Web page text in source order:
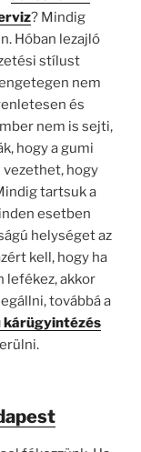
? Mindig
Hóban lezajló
stílust
nem
és
nem is sejti,
hogy a gumi
vezethet, hogy
tartsuk a
esetben
helységet az
kell, hogy ha
lefékez, akkor
továbbá a
kárügyintézés